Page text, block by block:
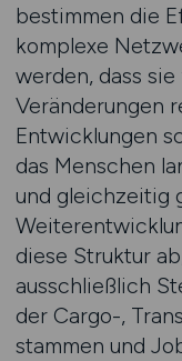
bestimmen die
komplexe
werden, dass
Veränderungen
Entwicklungen
das Menschen
und gleichzeitig
diese Struktur
ausschließlich
der Cargo-,
stammen und